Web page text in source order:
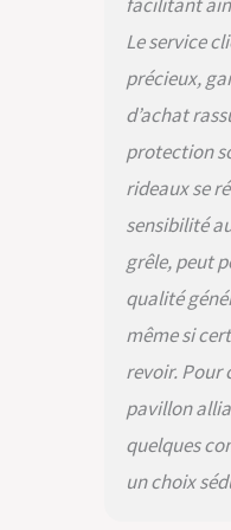
Le service
précieux,
d’achat
protection
rideaux se
sensibilité
grêle, peut
qualité
même si
revoir. Pour
pavillon
quelques
un choix